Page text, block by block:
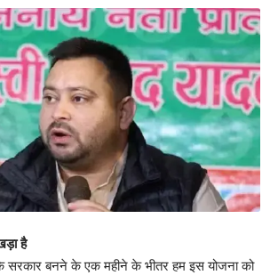
है
सरकार बनने के एक महीने के भीतर हम इस योजना को